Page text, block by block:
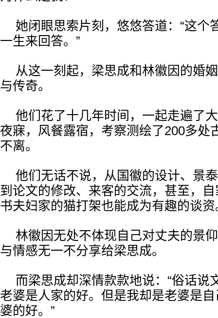
她闭眼思索片刻，悠悠答道：“这个
一生来回答。”
从这一刻起，梁思成和林徽因的婚
与传奇。
他们花了十几年时间，一起走遍了
夜寐，风餐露宿，考察测绘了200多处
不离。
他们无话不说，从国徽的设计、景
到论文的修改、来客的交流，甚至，
书夫妇家的猫打架也能成为有趣的谈资
林徽因无处不体现自己对丈夫的景
与情感无一不分享给梁思成。
而梁思成却深情款款地说：“俗话说
老婆是人家的好。但是我却是老婆是
婆的好。”